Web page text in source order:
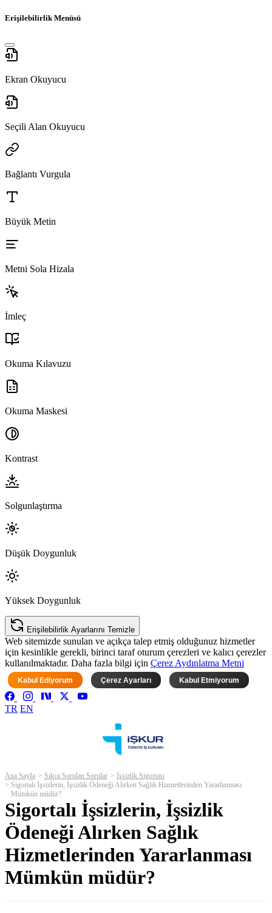
Erişilebilirlik Menüsü
Ekran Okuyucu
Seçili Alan Okuyucu
Bağlantı Vurgula
Büyük Metin
Metni Sola Hizala
İmleç
Okuma Kılavuzu
Okuma Maskesi
Kontrast
Solgunlaştırma
Düşük Doygunluk
Yüksek Doygunluk
Erişilebilirlik Ayarlarını Temizle
Web sitemizde sunulan ve açıkça talep etmiş olduğunuz hizmetler
için kesinlikle gerekli, birinci taraf oturum çerezleri ve kalıcı çerezler
kullanılmaktadır. Daha fazla bilgi için Çerez Aydınlatma Metni
Kabul Ediyorum Çerez Ayarları Kabul Etmiyorum
TR EN
Ana Sayfa Sıkça Sorulan Sorular
İşsizlik Sigortası
Sigortalı İşsizlerin, İşsizlik Ödeneği Alırken Sağlık Hizmetlerinden Yararlanması
Mümkün müdür?
Sigortalı İşsizlerin, İşsizlik
Ödeneği Alırken Sağlık
Hizmetlerinden Yararlanması
Mümkün müdür?